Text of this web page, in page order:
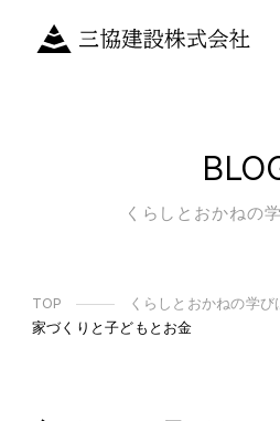
くらしとおかねの
TOP
くらしとおかねの学び
家づくりと子どもとお金